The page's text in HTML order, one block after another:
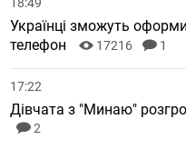
Українці зможуть
телефон
17216 1
17:22
Дівчата з "Минаю"
2